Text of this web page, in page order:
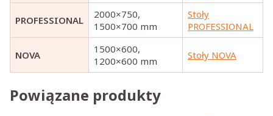
PROFESSIONAL
2000×750,
1500×700 mm
Stoły
PROFESSIONAL
NOVA
1500×600,
1200×600 mm
Stoły NOVA
Powiązane produkty